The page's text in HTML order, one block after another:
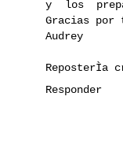
y los
Gracias por
Audrey
ReposterÌa
Responder